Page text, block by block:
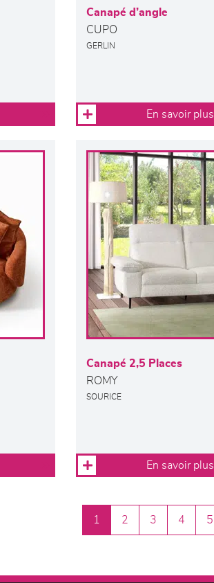
Canapé d’angle
CUPO
GERLIN
En savoir plus
Canapé 2,5 Places
ROMY
SOURICE
En savoir plus
1 2 3 4 5